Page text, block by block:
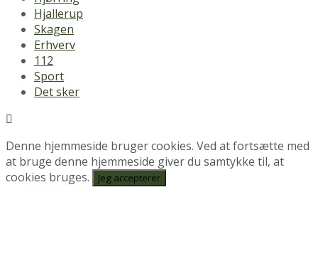
Hjallerup
Skagen
Erhverv
112
Sport
Det sker
Denne hjemmeside bruger cookies. Ved at fortsætte med
at bruge denne hjemmeside giver du samtykke til, at
cookies bruges.
Jeg accepterer